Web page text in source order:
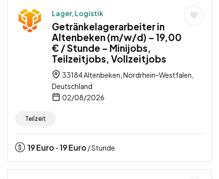
Lager, Logistik
Getränkelagerarbeiter in
Altenbeken (m/w/d) – 19,00
€ / Stunde – Minijobs,
Teilzeitjobs, Vollzeitjobs
33184 Altenbeken, Nordrhein-Westfalen,
Deutschland
02/08/2026
Teilzeit
19Euro -19Euro / Stunde